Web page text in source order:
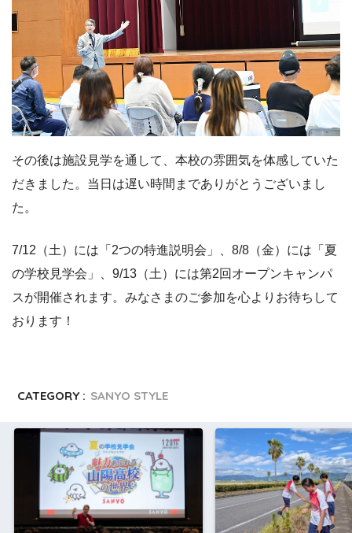
その後は施設見学を通して、本校の雰囲気を体感していた
だきました。当日は遅い時間までありがとうございまし
た。
7/12（土）には「2つの特進説明会」、8/8（金）には「夏
の学校見学会」、9/13（土）には第2回オープンキャンパ
スが開催されます。みなさまのご参加を心よりお待ちして
おります！
CATEGORY : SANYO STYLE